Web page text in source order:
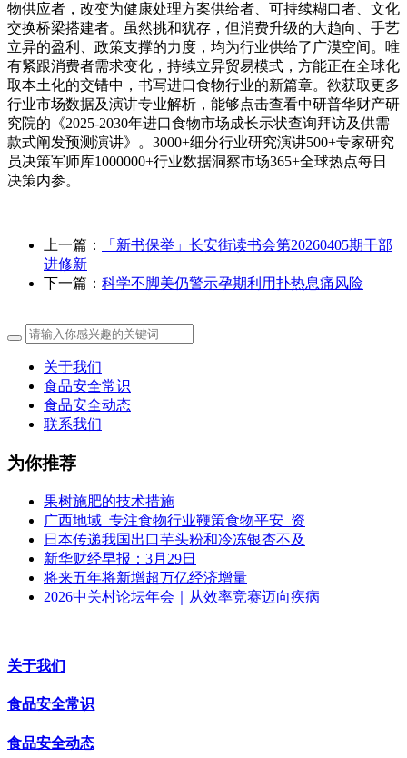
物供应者，改变为健康处理方案供给者、可持续糊口者、文化
交换桥梁搭建者。虽然挑和犹存，但消费升级的大趋向、手艺
立异的盈利、政策支撑的力度，均为行业供给了广漠空间。唯
有紧跟消费者需求变化，持续立异贸易模式，方能正在全球化
取本土化的交错中，书写进口食物行业的新篇章。欲获取更多
行业市场数据及演讲专业解析，能够点击查看中研普华财产研
究院的《2025-2030年进口食物市场成长示状查询拜访及供需
款式阐发预测演讲》。3000+细分行业研究演讲500+专家研究
员决策军师库1000000+行业数据洞察市场365+全球热点每日
决策内参。
上一篇：
「新书保举」长安街读书会第20260405期干部
进修新
下一篇： 科学不脚美仍警示孕期利用扑热息痛风险
关于我们
食品安全常识
食品安全动态
联系我们
为你推荐
果树施肥的技术措施
广西地域_专注食物行业鞭策食物平安_资
日本传递我国出口芋头粉和冷冻银杏不及
新华财经早报：3月29日
将来五年将新增超万亿经济增量
2026中关村论坛年会｜从效率竞赛迈向疾病
关于我们
食品安全常识
食品安全动态